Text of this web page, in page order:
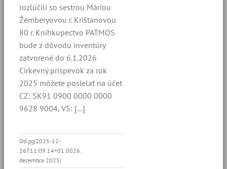
rozlúčili so sestrou Máriou
Žemberyovou r. Krištanovou
80 r. Kníhkupectvo PATMOS
bude z dôvodu inventúry
zatvorené do 6.1.2026
Cirkevný príspevok za rok
2025 môžete posielať na účet
CZ: SK91 0900 0000 0000
9628 9004, VS: [...]
Od pg|2025-12-
26T11:09:14+01:0026.
decembra 2025|